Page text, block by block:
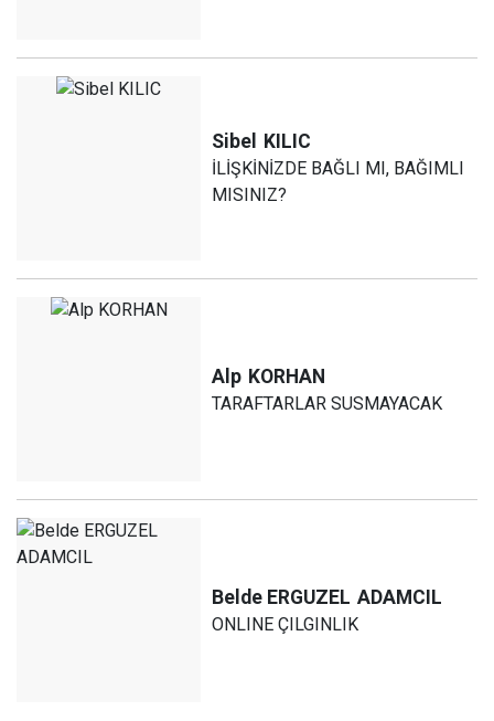
Sibel KILIC
İLİŞKİNİZDE BAĞLI MI, BAĞIMLI
MISINIZ?
Alp KORHAN
TARAFTARLAR SUSMAYACAK
Belde ERGUZEL ADAMCIL
ONLINE ÇILGINLIK